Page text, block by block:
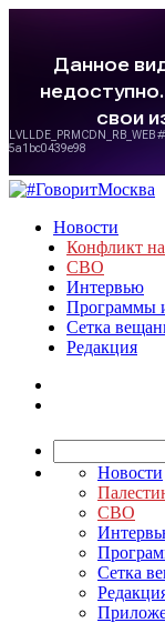
Новости
Конфликт
СВО
Интервью
Программы
Сетка
Редакция
Новости
СВО
Сетка